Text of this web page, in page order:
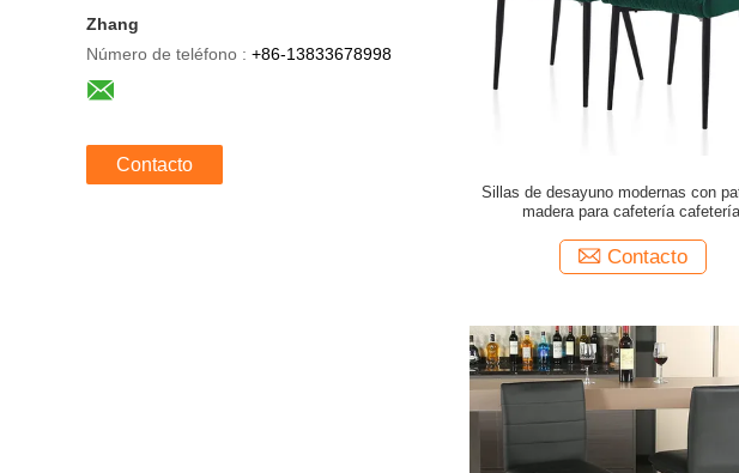
Zhang
Número de teléfono : +86-13833678998
Contacto
Sillas de desayuno modernas con
madera para cafetería
Contacto